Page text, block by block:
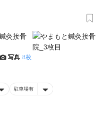
写真 8枚
駐車場有